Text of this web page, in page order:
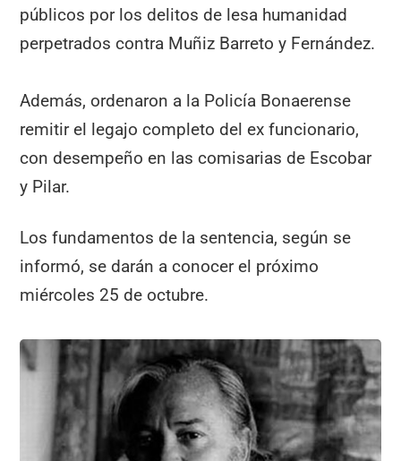
públicos por los delitos de lesa humanidad
perpetrados contra Muñiz Barreto y Fernández.
Además, ordenaron a la Policía Bonaerense
remitir el legajo completo del ex funcionario,
con desempeño en las comisarias de Escobar
y Pilar.
Los fundamentos de la sentencia, según se
informó, se darán a conocer el próximo
miércoles 25 de octubre.